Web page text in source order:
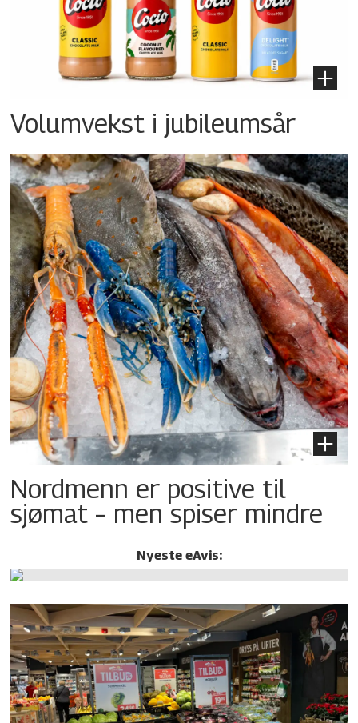
Volumvekst i jubileumsår
Nordmenn er positive til
sjømat – men spiser mindre
Nyeste eAvis: